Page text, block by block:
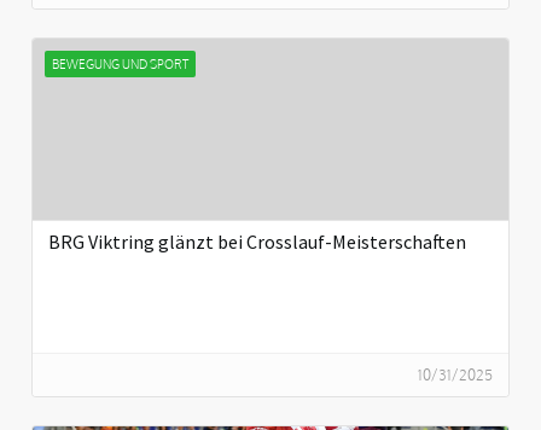
BEWEGUNG UND SPORT
BRG Viktring glänzt bei Crosslauf-Meisterschaften
10/31/2025